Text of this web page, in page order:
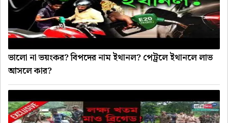
ভালো না ভয়ংকর? বিপদের নাম ইথানল? পেট্রলে ইথানলে লাভ
আসলে কার?